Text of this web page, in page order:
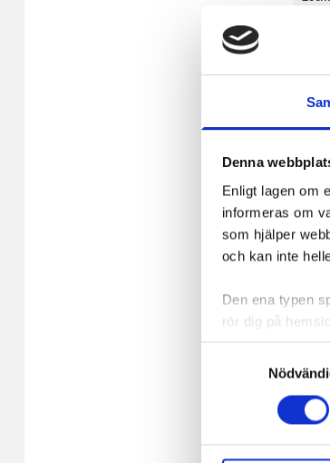
Denna
Enligt lagen om
informeras om
som hjälper
och kan inte
Den ena typen
rör dig på
de flesta
någon koppling
Den andra
-